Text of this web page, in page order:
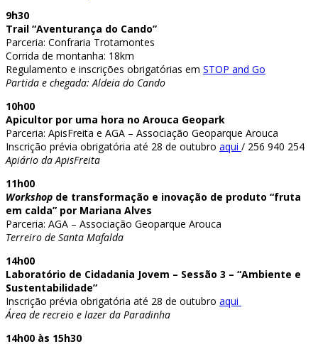
9h30
Trail “Aventurança do Cando”
Parceria: Confraria Trotamontes
Corrida de montanha: 18km
Regulamento e inscrições obrigatórias em STOP and Go
Partida e chegada: Aldeia do Cando
10h00
Apicultor por uma hora no Arouca Geopark
Parceria: ApisFreita e AGA – Associação Geoparque Arouca
Inscrição prévia obrigatória até 28 de outubro aqui / 256 940 254
Apiário da ApisFreita
11h00
Workshop de transformação e inovação de produto “fruta
em calda” por Mariana Alves
Parceria: AGA – Associação Geoparque Arouca
Terreiro de Santa Mafalda
14h00
Laboratório de Cidadania Jovem – Sessão 3 – “Ambiente e
Sustentabilidade”
Inscrição prévia obrigatória até 28 de outubro aqui
Área de recreio e lazer da Paradinha
14h00 às 15h30